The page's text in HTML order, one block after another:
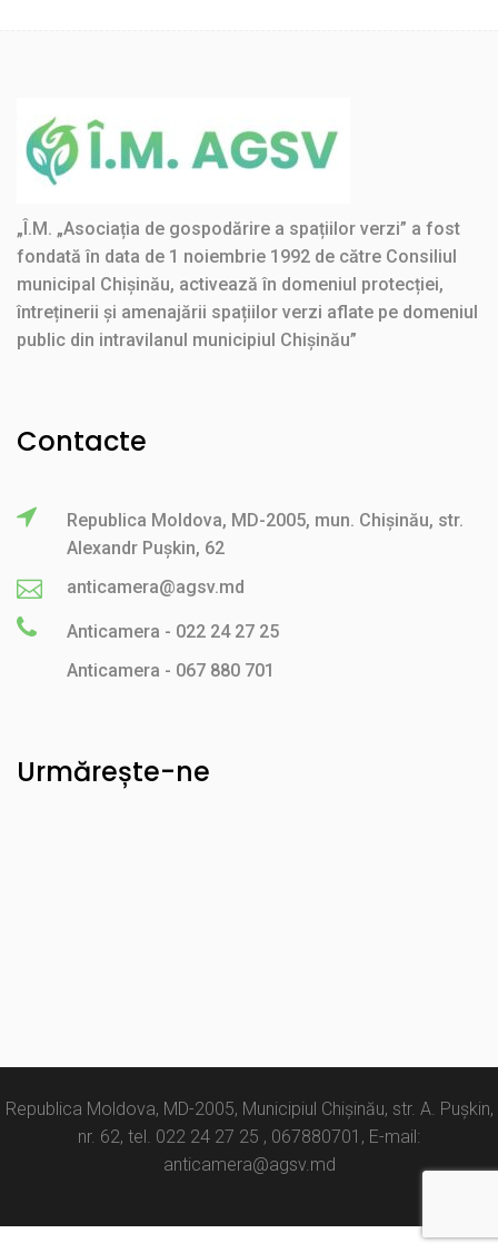
„Î.M. „Asociația de gospodărire a spațiilor verzi” a fost
fondată în data de 1 noiembrie 1992 de către Consiliul
municipal Chișinău, activează în domeniul protecției,
întreținerii și amenajării spațiilor verzi aflate pe domeniul
public din intravilanul municipiul Chișinău”
Contacte
Republica Moldova, MD-2005, mun. Chișinău, str.
Alexandr Pușkin, 62
anticamera@agsv.md
Anticamera - 022 24 27 25
Anticamera - 067 880 701
Urmărește-ne
Republica Moldova, MD-2005, Municipiul Chișinău, str. A. Pușkin,
nr. 62, tel. 022 24 27 25 , 067880701, E-mail:
anticamera@agsv.md